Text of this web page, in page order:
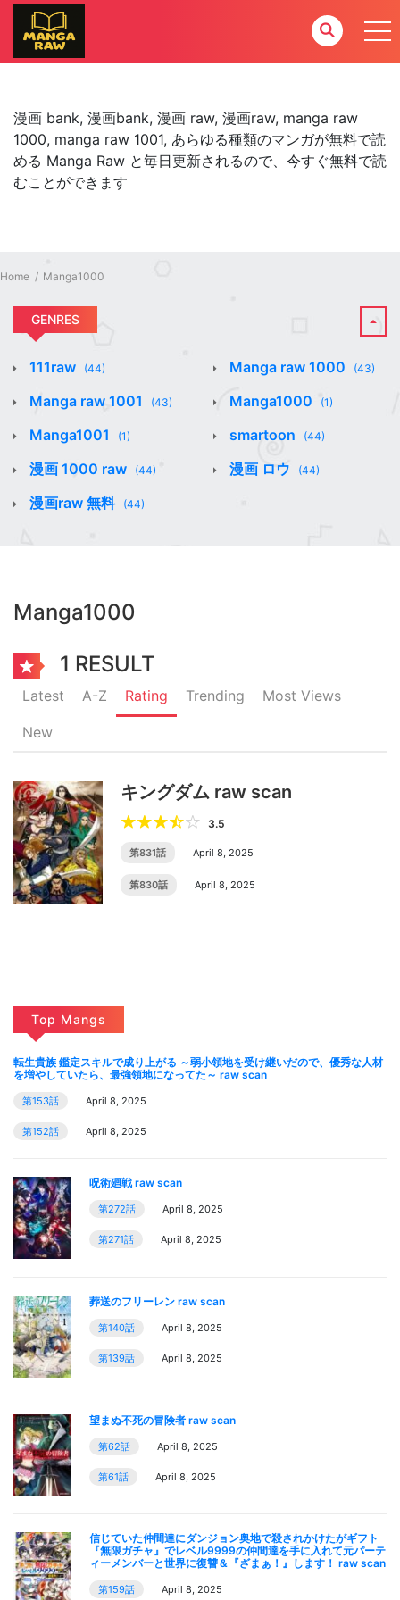
漫画 bank, 漫画bank, 漫画 raw, 漫画raw, manga raw
1000, manga raw 1001, あらゆる種類のマンガが無料で読
める Manga Raw と毎日更新されるので、今すぐ無料で読
むことができます
Home Manga1000
GENRES
111raw (44) Manga raw 1000 (43)
Manga raw 1001 (43) Manga1000 (1)
Manga1001 (1) smartoon (44)
漫画 1000 raw (44) 漫画 ロウ (44)
漫画raw 無料 (44)
Manga1000
1 RESULT
Latest A-Z Rating Trending Most Views
New
キングダム raw scan
3.5
第831話 April 8, 2025
第830話 April 8, 2025
Top Mangs
転生貴族 鑑定スキルで成り上がる ～弱小領地を受け継いだので、優秀な人材
を増やしていたら、最強領地になってた～ raw scan
第153話 April 8, 2025
第152話 April 8, 2025
呪術廻戦 raw scan
第272話 April 8, 2025
第271話 April 8, 2025
葬送のフリーレン raw scan
第140話 April 8, 2025
第139話 April 8, 2025
望まぬ不死の冒険者 raw scan
第62話 April 8, 2025
第61話 April 8, 2025
信じていた仲間達にダンジョン奥地で殺されかけたがギフト
『無限ガチャ』でレベル9999の仲間達を手に入れて元パーテ
ィーメンバーと世界に復讐＆『ざまぁ！』します！ raw scan
第159話 April 8, 2025